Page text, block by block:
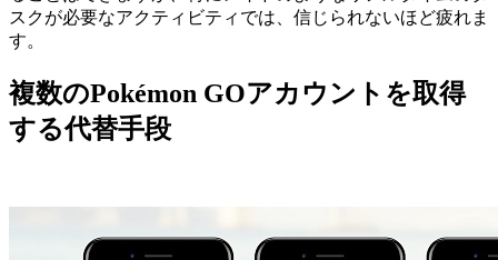
スクが必要なアクティビティでは、信じられないほど疲れま
す。
複数のPokémon GOアカウントを取得
する代替手段